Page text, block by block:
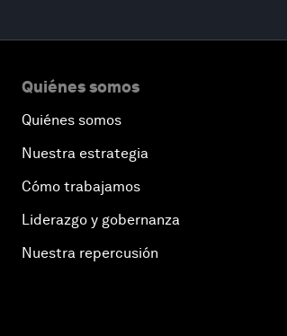
Quiénes somos
Quiénes somos
Nuestra estrategia
Cómo trabajamos
Liderazgo y gobernanza
Nuestra repercusión